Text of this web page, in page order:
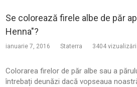
Se colorează firele albe de păr
Henna"?
ianuarie 7, 2016 Staterra 3404 vizualizări
Colorarea firelor de păr albe sau a
întrebați deunăzi dacă vopseaua